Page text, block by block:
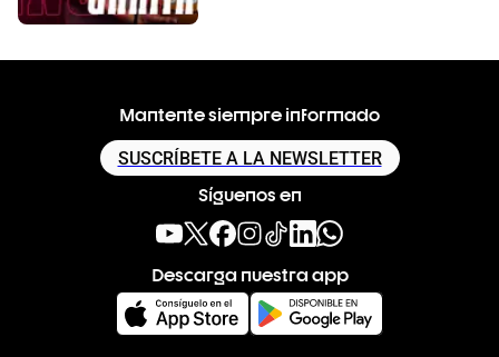
Mantente siempre informado
SUSCRÍBETE A LA NEWSLETTER
Síguenos en
Descarga nuestra app